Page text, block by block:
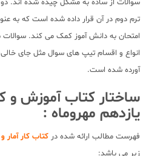
سوالات از ساده به مشکل چیده شده اند. دو
ترم دوم در آن قرار داده شده است که به
امتحان به دانش آموز کمک می کند.
انواع و اقسام تیپ های سوال مثل جای
آورده شده است.
ساختار کتاب آموزش و
یازدهم مهروماه :
فهرست مطالب ارائه شده در کتاب کار آمار
زیر می باشد: